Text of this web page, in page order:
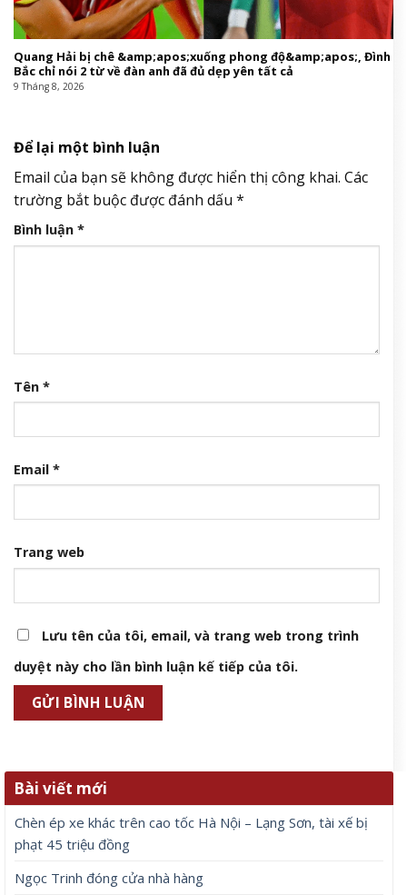
Quang Hải bị chê &amp;apos;xuống phong độ&amp;apos;, Đình
Bắc chỉ nói 2 từ về đàn anh đã đủ dẹp yên tất cả
9 Tháng 8, 2026
Để lại một bình luận
Email của bạn sẽ không được hiển thị công khai. Các
trường bắt buộc được đánh dấu *
Bình luận *
Tên *
Email *
Trang web
Lưu tên của tôi, email, và trang web trong trình
duyệt này cho lần bình luận kế tiếp của tôi.
Bài viết mới
Chèn ép xe khác trên cao tốc Hà Nội – Lạng Sơn, tài xế bị
phạt 45 triệu đồng
Ngọc Trinh đóng cửa nhà hàng